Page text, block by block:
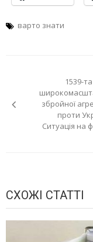
варто знати
записів
1539-
збройної
проти
Ситуація на
СХОЖІ СТАТТІ